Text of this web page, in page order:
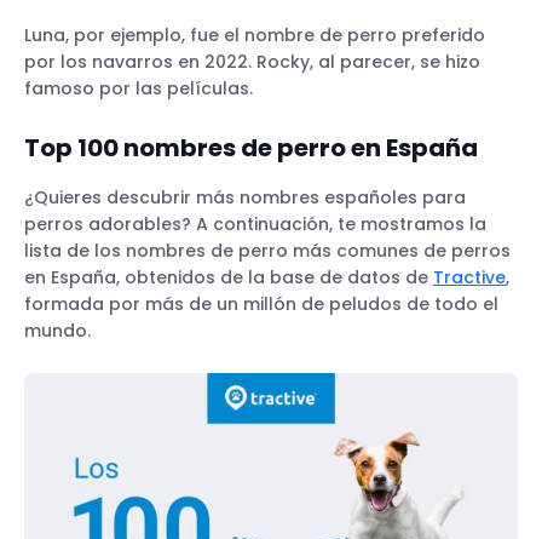
Luna, por ejemplo, fue el nombre de perro preferido
por los navarros en 2022. Rocky, al parecer, se hizo
famoso por las películas.
Top 100 nombres de perro en España
¿Quieres descubrir más nombres españoles para
perros adorables? A continuación, te mostramos la
lista de los nombres de perro más comunes de perros
en España, obtenidos de la base de datos de Tractive,
formada por más de un millón de peludos de todo el
mundo.